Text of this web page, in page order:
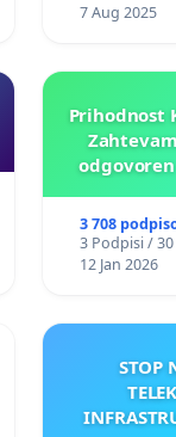
7 Aug 2025
Prihodnost
3 708
3 Podpisi /
12 Jan 2026
STOP